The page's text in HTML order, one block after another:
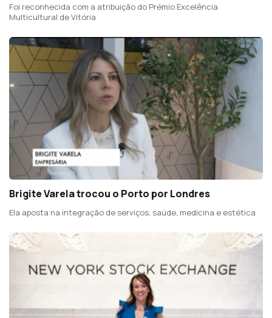
Foi reconhecida com a atribuição do Prémio Excelência
Multicultural de Vitória
Brigite Varela trocou o Porto por Londres
Ela aposta na integração de serviços, saúde, medicina e estética